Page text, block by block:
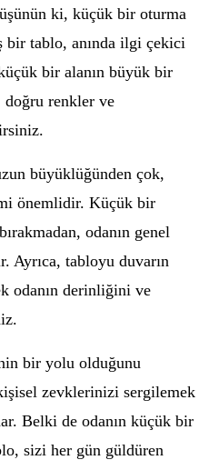
ki, küçük bir oturma
bir tablo, anında ilgi çekici
bir alanın büyük bir
renkler ve
büyüklüğünden çok,
önemlidir. Küçük bir
odanın genel
Ayrıca, tabloyu duvarın
odanın derinliğini ve
bir yolu olduğunu
zevklerinizi sergilemek
Belki de odanın küçük bir
sizi her gün güldüren